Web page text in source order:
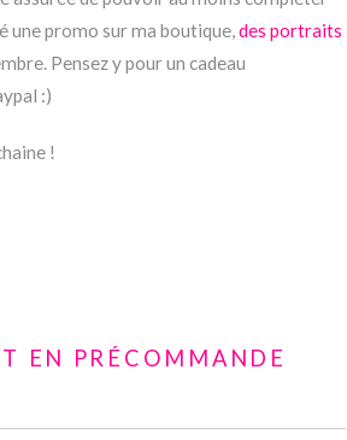
une promo sur ma boutique,des portraits
Pensez y pour un cadeau
:)
!
EN PRÉCOMMANDE